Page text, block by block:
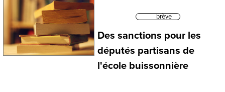
brève
Des sanctions pour les
députés partisans de
l'école buissonnière